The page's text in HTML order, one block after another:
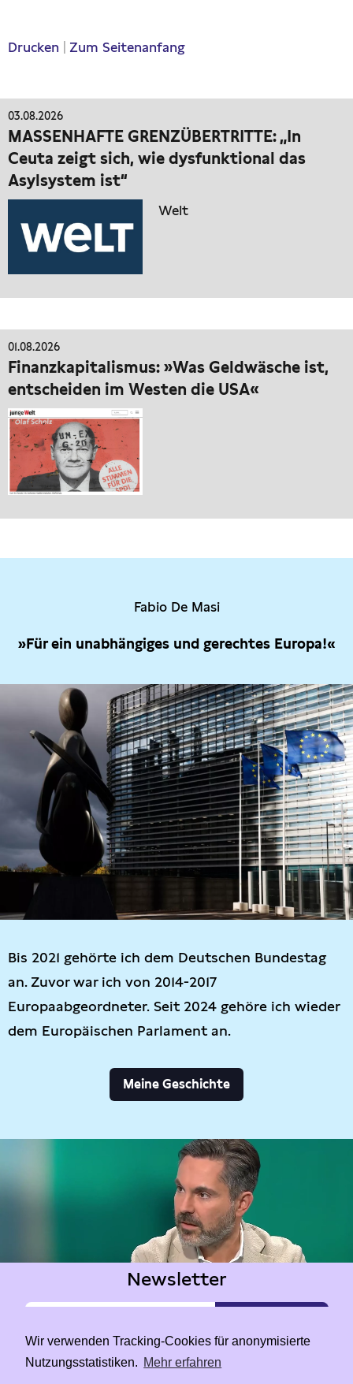
Wir verwenden Tracking-Cookies für anonymisierte
Nutzungsstatistiken. Mehr erfahren
Drucken Zum Seitenanfang
03.08.2026
MASSENHAFTE GRENZÜBERTRITTE: „In
Ceuta zeigt sich, wie dysfunktional das
Asylsystem ist“
Welt
01.08.2026
Finanzkapitalismus: »Was Geldwäsche ist,
entscheiden im Westen die USA«
Fabio De Masi
»Für ein unabhängiges und gerechtes Europa!«
Bis 2021 gehörte ich dem Deutschen Bundestag
an. Zuvor war ich von 2014-2017
Europaabgeordneter. Seit 2024 gehöre ich wieder
dem Europäischen Parlament an.
Meine Geschichte
Newsletter